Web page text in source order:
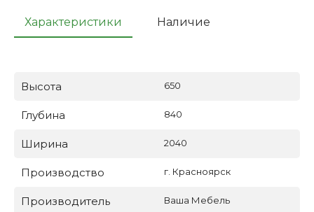
Характеристики Наличие
Высота 650
Глубина 840
Ширина 2040
Производство г. Красноярск
Производитель Ваша Мебель